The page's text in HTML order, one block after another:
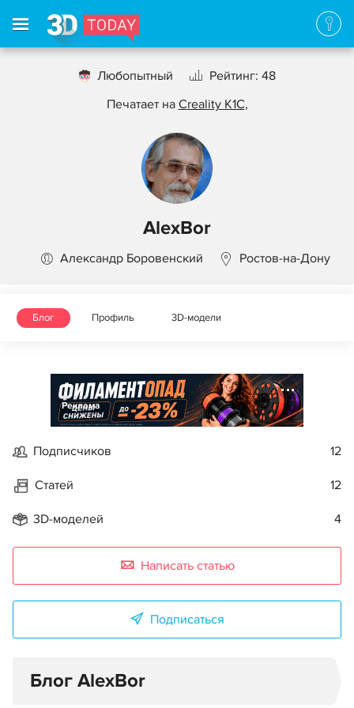
Любопытный
Рейтинг: 48
Печатает на Creality K1C,
AlexBor
Александр Боровенский Ростов-на-Дону
Блог Профиль 3D-модели
Реклама
Подписчиков 12
Статей 12
3D-моделей 4
Написать статью
Подписаться
Блог AlexBor